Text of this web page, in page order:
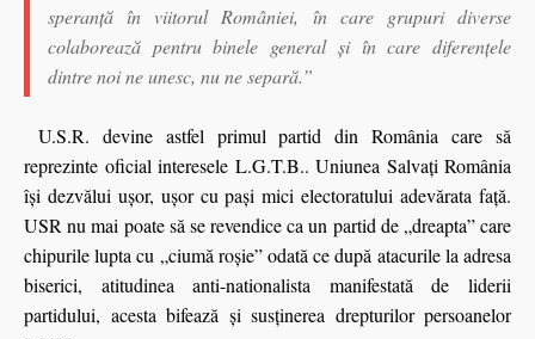
speranţă în viitorul României, în care grupuri diverse
colaborează pentru binele general şi în care diferenţele
dintre noi ne unesc, nu ne separă.”
U.S.R. devine astfel primul partid din România care să
reprezinte oficial interesele L.G.T.B.. Uniunea Salvaţi România
îşi dezvălui uşor, uşor cu paşi mici electoratului adevărata faţă.
USR nu mai poate să se revendice ca un partid de „dreapta” care
chipurile lupta cu „ciumă roşie” odată ce după atacurile la adresa
biserici, atitudinea anti-nationalista manifestată de liderii
partidului, acesta bifează şi susţinerea drepturilor persoanelor